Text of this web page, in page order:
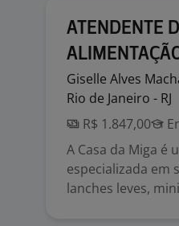
ATENDENTE
Giselle Alves
Rio de Janeiro - RJ
R$ 1.847,00
A Casa da Miga é
especializada em
lanches leves,